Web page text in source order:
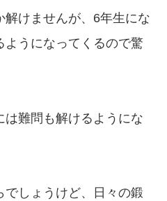
解けませんが、6年生にな
ようになってくるので驚
は難問も解けるようにな
しょうけど、日々の鍛